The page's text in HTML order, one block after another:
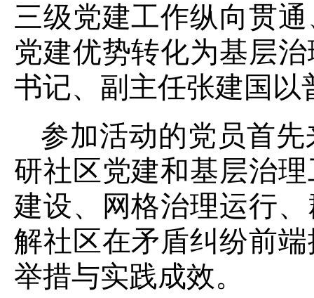
三级党建工作纵向贯
党建优势转化为基层
书记、副主任张建国
参加活动的党员首
研社区党建和基层治
建设、网格治理运行
解社区在矛盾纠纷前
举措与实践成效。